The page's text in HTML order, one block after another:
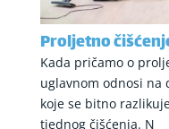
Proljetno
Kada pričamo o
uglavnom odnosi na
koje se bitno
tjednog čišćenja. N